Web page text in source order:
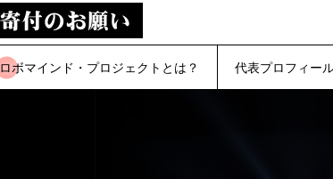
ロボマインド・プロジェクトとは？
代表プロフィー